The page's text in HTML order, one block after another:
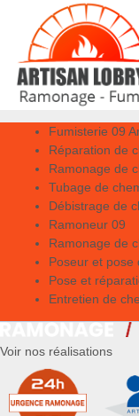
Fumisterie 09
Réparation de
Ramonage de
Tubage de
Débistrage de
Ramoneur 09
Ramonage de
Poseur et pose
Pose et
Entretien de
Voir nos réalisations